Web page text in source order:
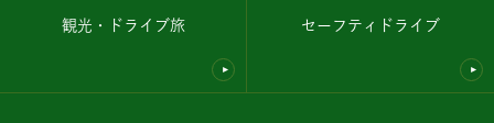
観光・ドライブ旅 セーフティドライブ